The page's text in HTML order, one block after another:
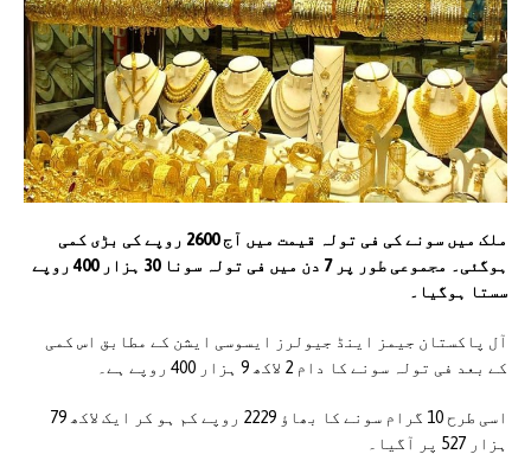
ملک میں سونے کی فی تولہ قیمت میں آج 2600 روپے کی بڑی کمی
ہوگئی۔ مجموعی طور پر 7 دن میں فی تولہ سونا 30 ہزار 400 روپے
سستا ہوگیا۔
آل پاکستان جیمز اینڈ جیولرز ایسوسی ایشن کے مطابق اس کمی
کے بعد فی تولہ سونے کا دام 2 لاکھ 9 ہزار 400 روپے ہے۔
اسی طرح 10 گرام سونے کا بھاؤ 2229 روپے کم ہو کر ایک لاکھ 79
ہزار 527 پر آگیا۔